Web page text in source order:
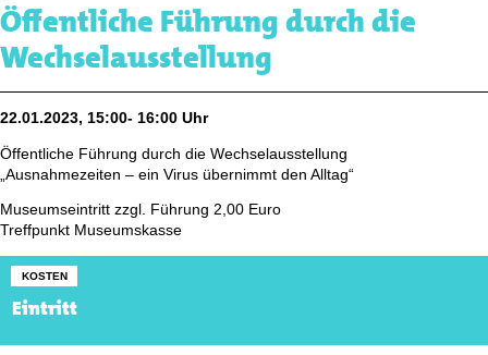
Öffentliche Führung durch die
Wechselausstellung
22.01.2023, 15:00- 16:00 Uhr
Öffentliche Führung durch die Wechselausstellung
„Ausnahmezeiten – ein Virus übernimmt den Alltag“
Museumseintritt zzgl. Führung 2,00 Euro
Treffpunkt Museumskasse
KOSTEN
Eintritt